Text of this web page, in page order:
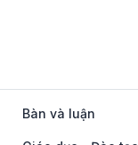
Bàn và luận